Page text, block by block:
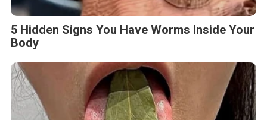
5 Hidden Signs You Have Worms Inside Your
Body